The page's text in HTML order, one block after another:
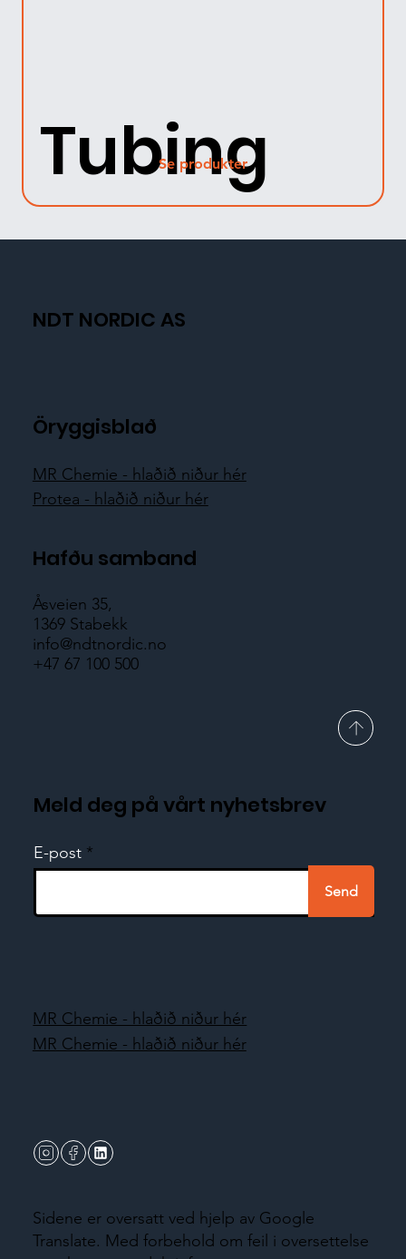
Tubing
Se produkter
NDT NORDIC AS
Öryggisblað
MR Chemie - hlaðið niður hér
Protea - hlaðið niður hér
Hafðu samband
Åsveien 35,
1369 Stabekk
info@ndtnordic.no
+47 67 100 500
Meld deg på vårt nyhetsbrev
E-post
Send
Sidene er oversatt ved hjelp av Google
Translate. Med forbehold om feil i oversettelse
MR Chemie - hlaðið niður hér
MR Chemie - hlaðið niður hér